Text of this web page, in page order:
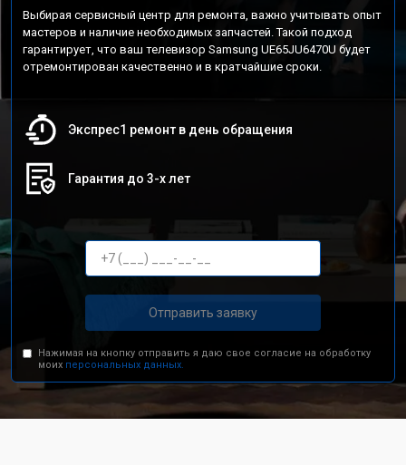
Выбирая сервисный центр для ремонта, важно учитывать опыт
мастеров и наличие необходимых запчастей. Такой подход
гарантирует, что ваш телевизор Samsung UE65JU6470U будет
отремонтирован качественно и в кратчайшие сроки.
Экспрес1 ремонт в день обращения
Гарантия до 3-х лет
Отправить заявку
Нажимая на кнопку отправить я даю свое согласие на обработку
моих персональных данных.